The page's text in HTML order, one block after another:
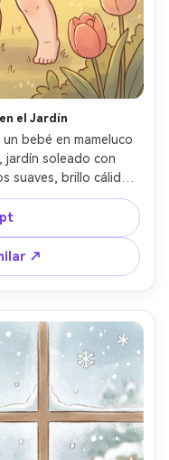
el Jardín
bebé en mameluco
jardín soleado con
suaves, brillo cálido,
encantador de
de 85mm, poca
--ar 4:5
↗